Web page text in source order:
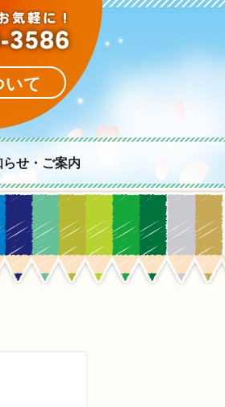
いて
らせ・ご案内